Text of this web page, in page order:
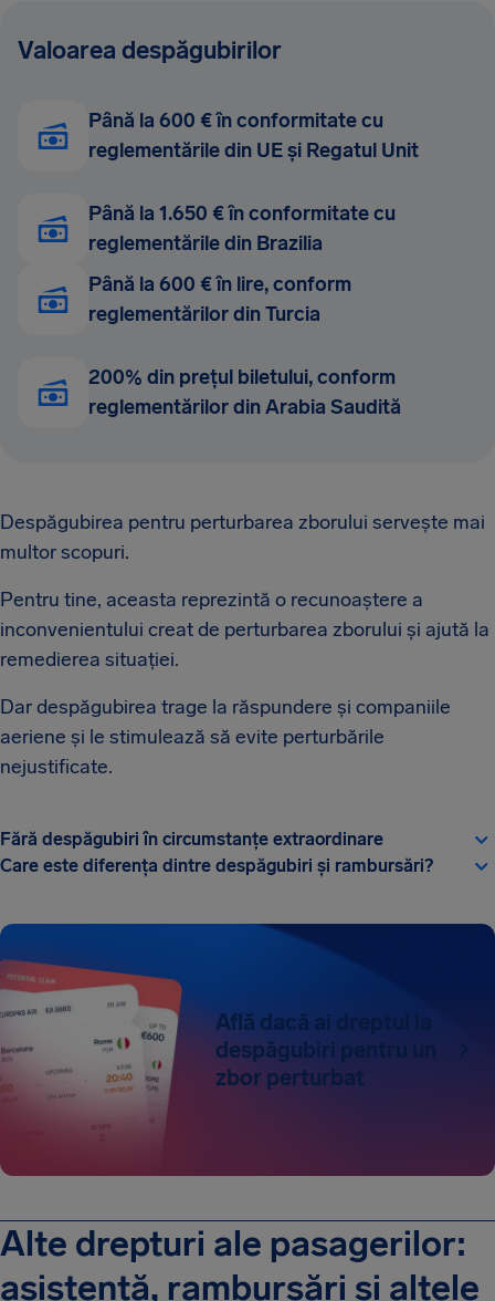
Valoarea despăgubirilor
Până la 600 € în conformitate cu
reglementările din UE și Regatul Unit
Până la 1.650 € în conformitate cu
reglementările din Brazilia
Până la 600 € în lire, conform
reglementărilor din Turcia
200% din prețul biletului, conform
reglementărilor din Arabia Saudită
Despăgubirea pentru perturbarea zborului servește mai
multor scopuri.
Pentru tine, aceasta reprezintă o recunoaștere a
inconvenientului creat de perturbarea zborului și ajută la
remedierea situației.
Dar despăgubirea trage la răspundere și companiile
aeriene și le stimulează să evite perturbările
nejustificate.
Fără despăgubiri în circumstanțe extraordinare
Care este diferența dintre despăgubiri și rambursări?
Află dacă ai dreptul la
despăgubiri pentru un
zbor perturbat
Alte drepturi ale pasagerilor:
asistență, rambursări și altele